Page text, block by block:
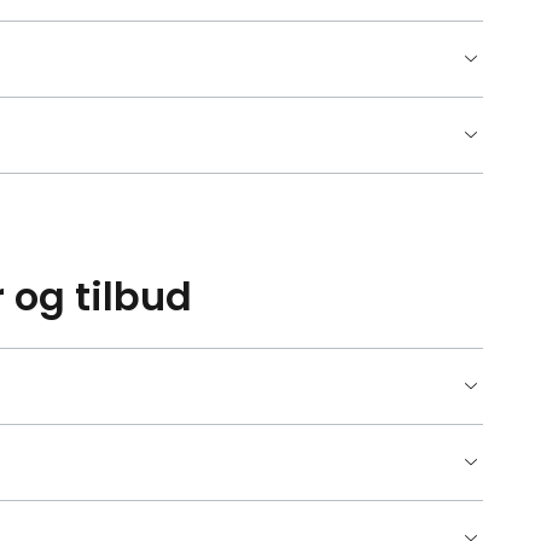
og tilbud